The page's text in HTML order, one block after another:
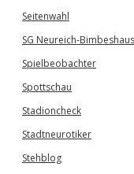
Seitenwahl
SG Neureich-
Spielbeobachter
Spottschau
Stadioncheck
Stadtneurotiker
Stehblog